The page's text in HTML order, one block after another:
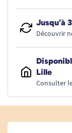
Jusqu’à
Découvrir
Lille
Consulter